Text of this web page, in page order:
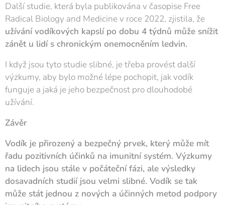
Další studie, která byla publikována v časopise Free
Radical Biology and Medicine v roce 2022, zjistila, že
užívání vodíkových kapslí po dobu 4 týdnů může snížit
zánět u lidí s chronickým onemocněním ledvin.
I když jsou tyto studie slibné, je třeba provést další
výzkumy, aby bylo možné lépe pochopit, jak vodík
funguje a jaká je jeho bezpečnost pro dlouhodobé
užívání.
Závěr
Vodík je přirozený a bezpečný prvek, který může mít
řadu pozitivních účinků na imunitní systém. Výzkumy
na lidech jsou stále v počáteční fázi, ale výsledky
dosavadních studií jsou velmi slibné. Vodík se tak
může stát jednou z nových a účinných metod podpory